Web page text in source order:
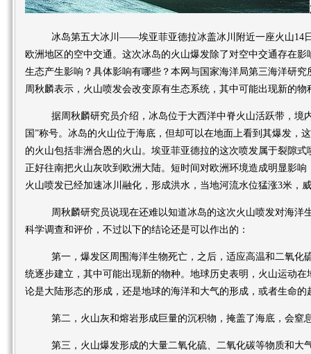
冰岛第五大冰川——埃亚菲亚德拉冰盖冰川附近一座火山14日
欧洲地区的空中交通。这次冰岛的火山爆发除了对空中交通存在
生态产生影响？具体影响有哪些？本网与国家海洋局第三海洋研
周秋麟表示，火山喷发会改变原有生态系统，其中可能出现新的物
据周秋麟研究员介绍，冰岛位于大西洋中脊火山活跃带，境
国”称号。冰岛的火山位于海底，但却可以在地面上看到其爆发，
的火山包括非洲合恩的火山。埃亚菲亚德拉的这次喷发属于裂隙
正好往南把火山灰吹到欧洲大陆。短时间对欧洲环境造成明显影
火山喷发已经加速冰川融化，形成洪水，当地河流水位猛涨3米，
周秋麟研究员说现在还难以知道冰岛的这次火山喷发对海洋
科学调查和评价，不过以下的结论还是可以作出的：
第一，爆发区周围海洋生物死亡，之后，适应高温和二氧化
统逐步建立，其中可能出现新的物种。地球历史表明，火山运动
论是大陆形态的形成，还是地球的海洋和大气的形成，或者生命
第二，火山灰和熔岩形成巨量的沉积物，掩盖了海底，会窒
第三，火山爆发形成的大量二氧化硫、二氧化碳等物质和大